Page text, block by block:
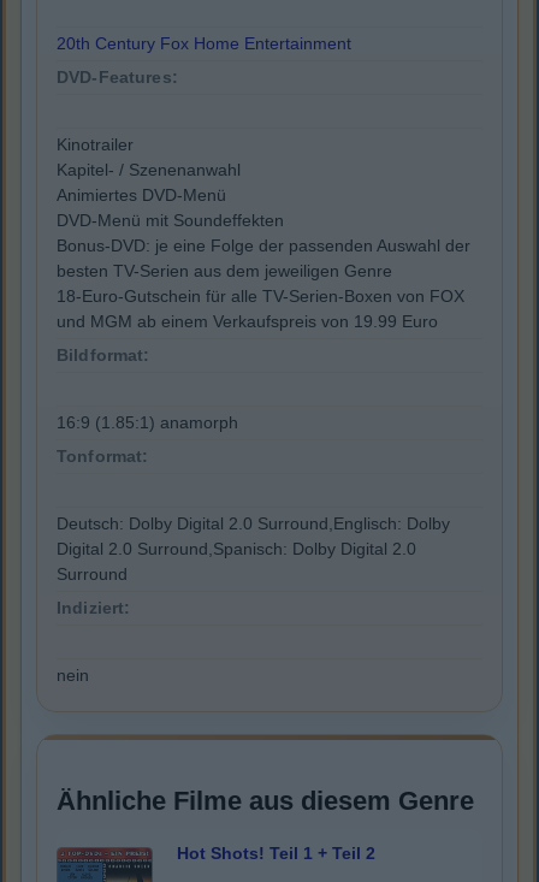
20th Century Fox Home Entertainment
DVD-Features:
Kinotrailer
Kapitel- / Szenenanwahl
Animiertes DVD-Menü
DVD-Menü mit Soundeffekten
Bonus-DVD: je eine Folge der passenden Auswahl der
besten TV-Serien aus dem jeweiligen Genre
18-Euro-Gutschein für alle TV-Serien-Boxen von FOX
und MGM ab einem Verkaufspreis von 19.99 Euro
Bildformat:
16:9 (1.85:1) anamorph
Tonformat:
Deutsch: Dolby Digital 2.0 Surround,Englisch: Dolby
Digital 2.0 Surround,Spanisch: Dolby Digital 2.0
Surround
Indiziert:
nein
Ähnliche Filme aus diesem Genre
Hot Shots! Teil 1 + Teil 2